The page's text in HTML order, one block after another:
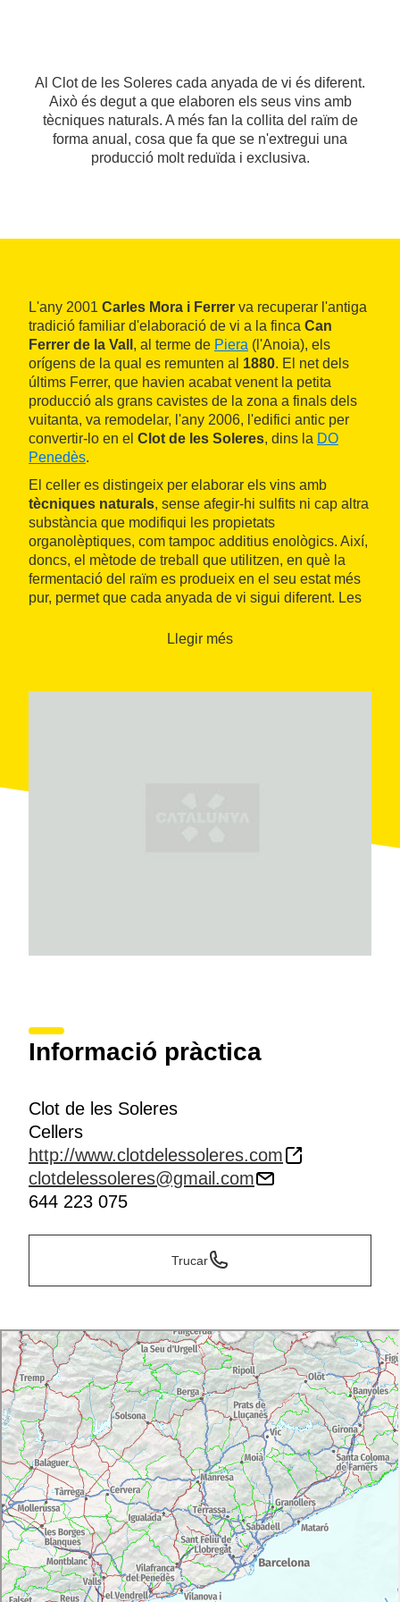
Al Clot de les Soleres cada anyada de vi és diferent.
Això és degut a que elaboren els seus vins amb
tècniques naturals. A més fan la collita del raïm de
forma anual, cosa que fa que se n'extregui una
producció molt reduïda i exclusiva.
L'any 2001 Carles Mora i Ferrer va recuperar l'antiga
tradició familiar d'elaboració de vi a la finca Can
Ferrer de la Vall , al terme de Piera (l'Anoia), els
orígens de la qual es remunten al 1880. El net dels
últims Ferrer, que havien acabat venent la petita
producció als grans cavistes de la zona a finals dels
vuitanta, va remodelar, l'any 2006, l'edifici antic per
convertir-lo en el Clot de les Soleres, dins la DO
Penedès.
El celler es distingeix per elaborar els vins amb
tècniques naturals, sense afegir-hi sulfits ni cap altra
substància que modifiqui les propietats
organolèptiques, com tampoc additius enològics. Així,
doncs, el mètode de treball que utilitzen, en què la
fermentació del raïm es produeix en el seu estat més
pur, permet que cada anyada de vi sigui diferent. Les
aroma, gust i color, també venen determinades per la
Llegir més
Informació pràctica
Clot de les Soleres
Cellers
http://www.clotdelessoleres.com
clotdelessoleres@gmail.com
644 223 075
Trucar